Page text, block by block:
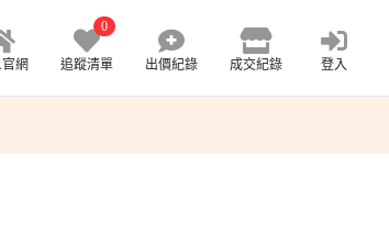
網
0
追蹤清單 出價紀錄 成交紀錄 登入